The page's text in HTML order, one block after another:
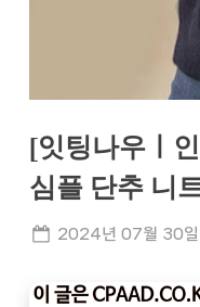
[잇팅나우ㅣ
심플 단추 니
Posted
2024년 07월 30일